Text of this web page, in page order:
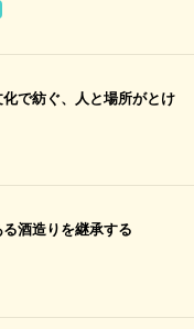
で紡ぐ、人と場所がとけ
酒造りを継承する